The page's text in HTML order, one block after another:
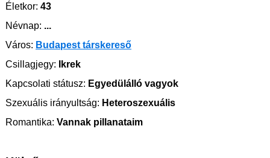
Életkor: 43
Névnap: ...
Város: Budapest társkereső
Csillagjegy: Ikrek
Kapcsolati státusz: Egyedülálló vagyok
Szexuális irányultság: Heteroszexuális
Romantika: Vannak pillanataim